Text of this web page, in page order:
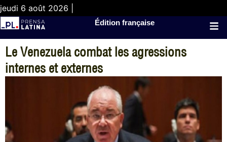
jeudi 6 août 2026 |
Édition française
Le Venezuela combat les agressions
internes et externes